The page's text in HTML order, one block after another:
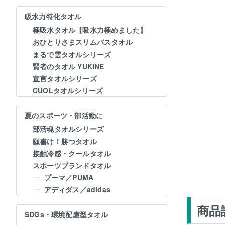
吸水力特化タオル
極吸水タオル【吸水力極めました】
おひとりさまスリムバスタオル
まるで雲タオルシリーズ
賢者のタオル YUKINE
宣言タオルシリーズ
CUOLタオルシリーズ
夏のスポーツ・部活動に
部活魂タオルシリーズ
願書け！勝つタオル
接触冷感・クールタオル
スポーツブランドタオル
プーマ／PUMA
アディダス／adidas
SDGs・環境配慮型タオル
商品